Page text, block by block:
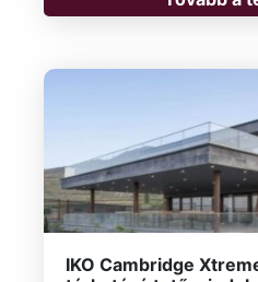
IKO Cambridge